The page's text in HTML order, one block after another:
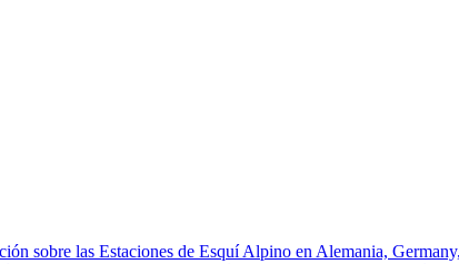
sobre las Estaciones de Esquí Alpino en Alemania,